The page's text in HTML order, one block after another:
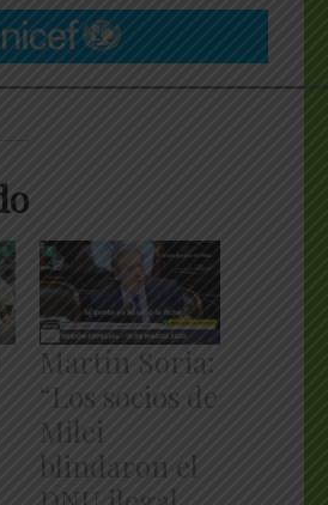
Martín Soria:
“Los socios de
Milei
blindaron el